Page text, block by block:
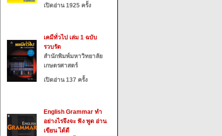
เปิดอ่าน 1925 ครั้ง
เคมีทั่วไป เล่ม 1 ฉบับ
รวบรัด
สำนักพิมพ์มหาวิทยาลัย
เกษตรศาสตร์
เปิดอ่าน 137 ครั้ง
English Grammar ทำ
อย่างไรจึงจะ ฟัง พูด อ่าน
เขียน ได้ดี